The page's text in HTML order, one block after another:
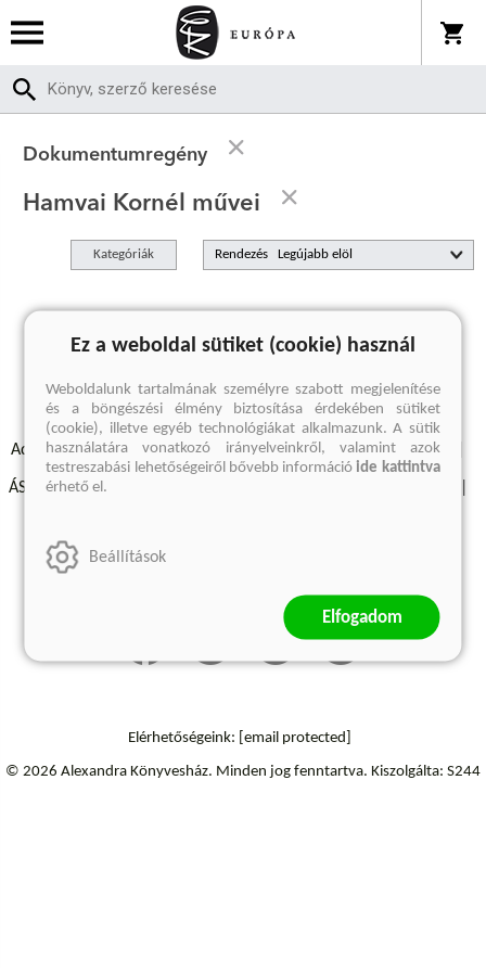
Dokumentumregény
Hamvai Kornél művei
Kategóriák Rendezés
A keresett kifejezésre nincs találat
Adatvédelmi szabályzatok Elállási felmondási nyilatkozat
ÁSZF - Vásárlási feltételek
Szállítási információk
Elérhetőségeink: [email protected]
© 2026 Alexandra Könyvesház. Minden jog fenntartva. Kiszolgálta: S244
Ez a weboldal sütiket (cookie) használ
Weboldalunk tartalmának személyre szabott megjelenítése
és a böngészési élmény biztosítása érdekében sütiket
(cookie), illetve egyéb technológiákat alkalmazunk. A sütik
használatára vonatkozó irányelveinkről, valamint azok
testreszabási lehetőségeiről bővebb információide kattintva
érhető el.
Beállítások
Elfogadom